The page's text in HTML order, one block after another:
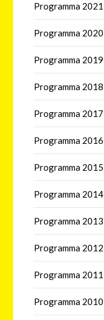
Programma 2021
Programma 2020
Programma 2019
Programma 2018
Programma 2017
Programma 2016
Programma 2015
Programma 2014
Programma 2013
Programma 2012
Programma 2011
Programma 2010